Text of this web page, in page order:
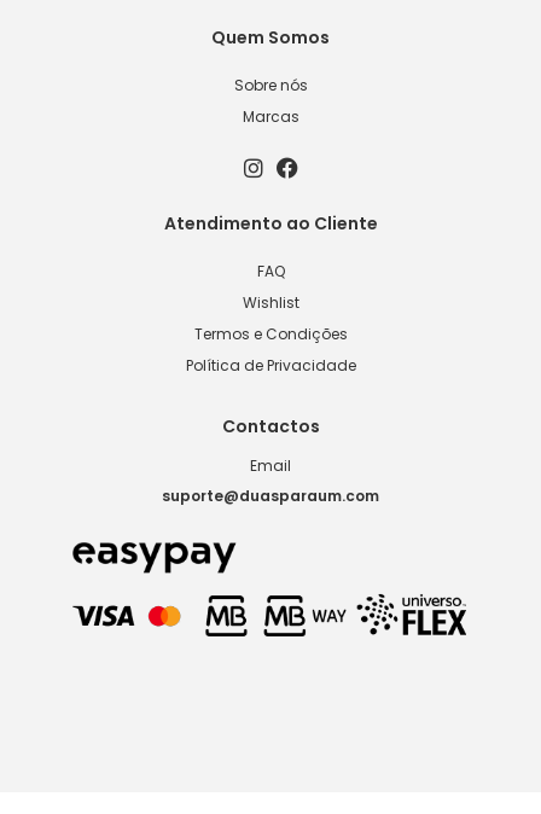
Quem Somos
Sobre nós
Marcas
Atendimento ao Cliente
FAQ
Wishlist
Termos e Condições
Política de Privacidade
Contactos
Email
suporte@duasparaum.com